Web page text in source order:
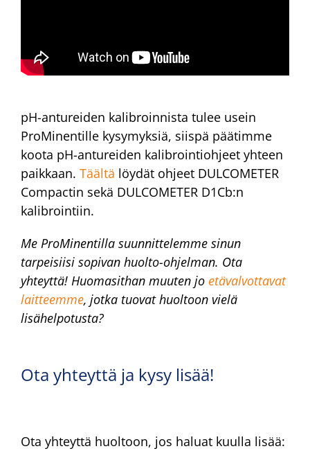
pH-antureiden kalibroinnista tulee usein
ProMinentille kysymyksiä, siispä päätimme
koota pH-antureiden kalibrointiohjeet yhteen
paikkaan. Täältä löydät ohjeet DULCOMETER
Compactin sekä DULCOMETER D1Cb:n
kalibrointiin.
Me ProMinentilla suunnittelemme sinun
tarpeisiisi sopivan huolto-ohjelman. Ota
yhteyttä! Huomasithan muuten jo etävalvottavat
laitteemme, jotka tuovat huoltoon vielä
lisähelpotusta?
Ota yhteyttä ja kysy lisää!
Ota yhteyttä huoltoon, jos haluat kuulla lisää: